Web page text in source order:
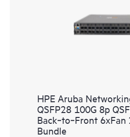
HPE Aruba
QSFP28 100G 8p
Back‑to‑Front 6xFan
Bundle